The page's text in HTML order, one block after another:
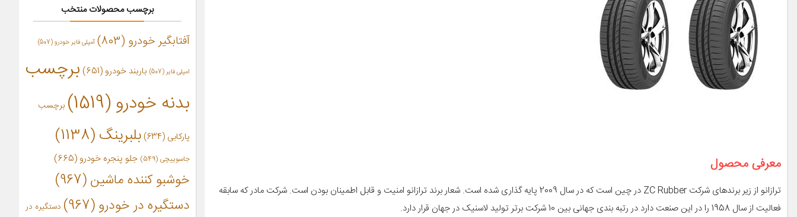
معرفی محصول
ترازانو از زیر برندهای شرکت ZC Rubber در چین است که در سال 2009 پایه گذاری شده است. شعار برند ترازانو امنیت و قابل اطمینان بودن است. شرکت مادر که سابقه
فعالیت از سال 1958 را در این صنعت دارد در رتبه بندی جهانی بین 10 شرکت برتر تولید لاسنیک در جهان قرار دارد.
برچسب محصولات منتخب
آفتابگیر خودرو (803) آمپلی فایر خودرو(507)
امپلی فایر (507) باربند خودرو(651)
برچسب
بدنه خودرو(1519) برچسب
پارکابی (634) بلبرینگ(1138)
جاسوییچی (549) جلو پنجره خودرو (665)
خوشبو کننده ماشین(967)
دستگیره در خودرو(967)
دستگیره در